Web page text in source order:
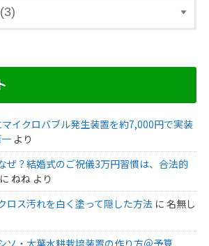
マイクロバブル発生装置を約7,000円で実装
より
ぜ？結婚式のご祝儀3万円習慣は、合法的
に ねねより
ロス汚れを白く塗って隠した方法 に 名無し